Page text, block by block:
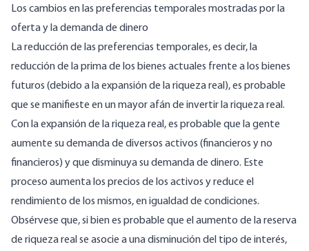
Los cambios en las preferencias temporales mostradas por la
oferta y la demanda de dinero
La reducción de las preferencias temporales, es decir, la
reducción de la prima de los bienes actuales frente a los bienes
futuros (debido a la expansión de la riqueza real), es probable
que se manifieste en un mayor afán de invertir la riqueza real.
Con la expansión de la riqueza real, es probable que la gente
aumente su demanda de diversos activos (financieros y no
financieros) y que disminuya su demanda de dinero. Este
proceso aumenta los precios de los activos y reduce el
rendimiento de los mismos, en igualdad de condiciones.
Obsérvese que, si bien es probable que el aumento de la reserva
de riqueza real se asocie a una disminución del tipo de interés,